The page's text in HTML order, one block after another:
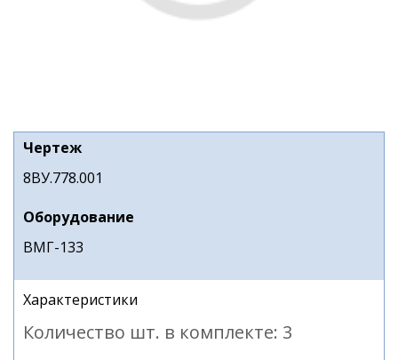
Чертеж
8ВУ.778.001
Оборудование
ВМГ-133
Характеристики
Количество шт. в комплекте: 3